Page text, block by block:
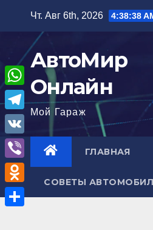
содержимому
Чт. Авг 6th, 2026 4:38:39
АвтоМир
Онлайн
Мой Гараж
ГЛАВНАЯ
СОВЕТЫ
W
h
a
A
T
e
l
e
g
V
K
V
i
b
O